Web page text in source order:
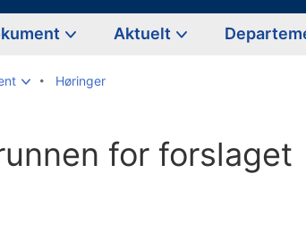
Aktuelt
Høringer
for forslaget